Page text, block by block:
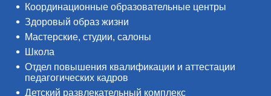
Координационные образовательные центры
Здоровый образ жизни
Мастерские, студии, салоны
Школа
Отдел повышения квалификации и аттестации
педагогических кадров
Детский развлекательный комплекс